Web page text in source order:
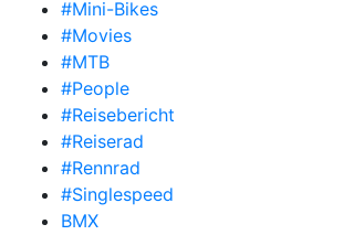
#Mini-Bikes
#Movies
#MTB
#People
#Reisebericht
#Reiserad
#Rennrad
#Singlespeed
BMX